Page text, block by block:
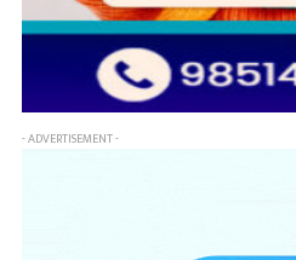
- ADVERTISEMENT -